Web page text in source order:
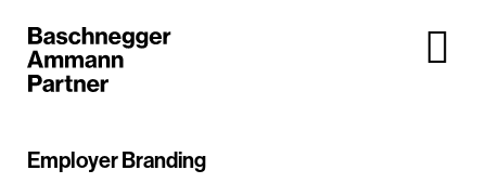
Employer Branding